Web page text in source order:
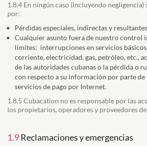
1.8.4 En ningún caso (incluyendo negligencia)
por:
Pérdidas especiales, indirectas y
Cualquier asunto fuera de nuestro control
límites: interrupciones en servicios básicos
corriente, electricidad, gas, petróleo, etc.,
de las autoridades cubanas o la pérdida o
con respecto a su información por parte
servicios de pago por Internet.
1.8.5 Cubacation no es responsable por las
los propietarios, operadores y proveedores
1.9Reclamaciones y emergencias